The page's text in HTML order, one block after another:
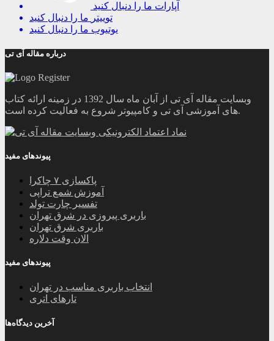
آپارات ما را دنبال کنید
توییتر ما را دنبال کنید
یوتیوب ما را دنبال کنید
درباره مقاله آی تی
وبسایت مقاله آی تی از آبان ماه سال 1392 در زمینه ارائه کتاب
های آموزشی آی تی و کامپیوتر شروع به فعالیت کرده است.
پیوندهای مفید
پاکسازی ۷ چاکرا
آموزش شمع تراپی
تفسیر چارت تولد
باربری پیروزی در شرق تهران
باربری شرق تهران
الان وقت دلاره
پیوندهای مفید
انتخاب باربری مناسب در تهران
تارهای اتری
آخرین دیدگاه‌ها